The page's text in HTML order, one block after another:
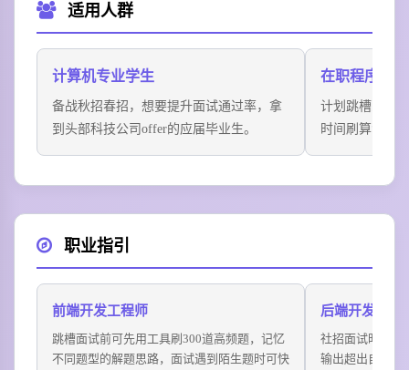
适用人群
计算机专业学生
备战秋招春招，想要提升面试通过率，拿
到头部科技公司offer的应届毕业生。
在职程序员
计划跳槽到更
时间刷算法题
职业指引
前端开发工程师
跳槽面试前可先用工具刷300道高频题，记忆
不同题型的解题思路，面试遇到陌生题时可快
后端开发工程
社招面试时优先
输出超出自己能